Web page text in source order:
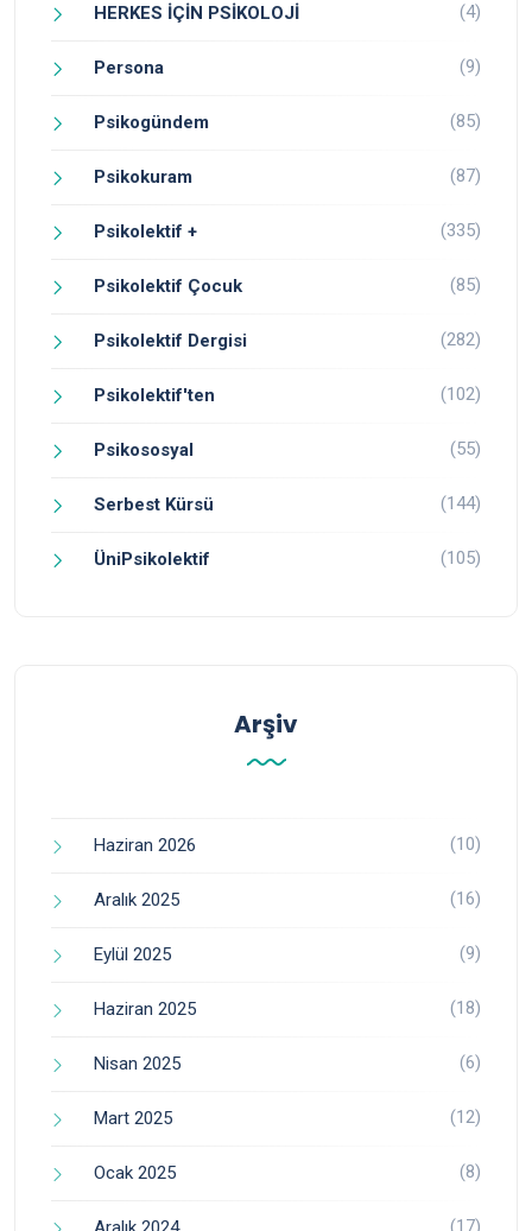
HERKES İÇİN PSİKOLOJİ (4)
Persona (9)
Psikogündem (85)
Psikokuram (87)
Psikolektif + (335)
Psikolektif Çocuk (85)
Psikolektif Dergisi (282)
Psikolektif'ten (102)
Psikososyal (55)
Serbest Kürsü (144)
ÜniPsikolektif (105)
Arşiv
Haziran 2026 (10)
Aralık 2025 (16)
Eylül 2025 (9)
Haziran 2025 (18)
Nisan 2025 (6)
Mart 2025 (12)
Ocak 2025 (8)
(17)